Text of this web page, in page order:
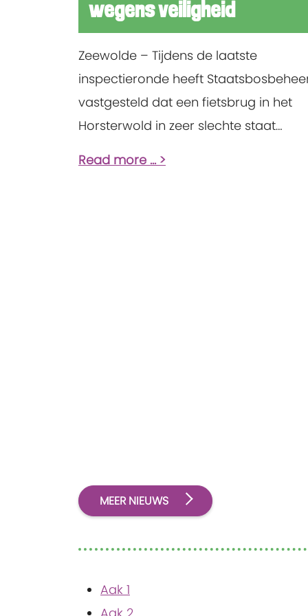
wegens veiligheid
Zeewolde – Tijdens de laatste
inspectieronde heeft
vastgesteld dat een fietsbrug in het
Horsterwold in zeer slechte staat
geplaatst waarop de omleiding
staat aangegeven.
Read more ...
MEER NIEUWS
Aak 1